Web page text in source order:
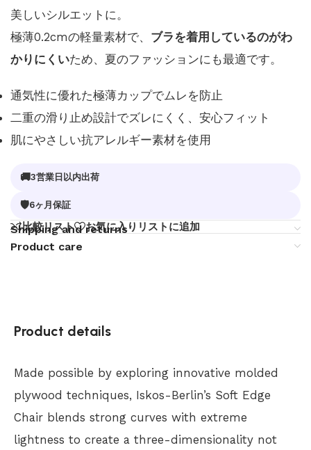
美しいシルエットに。
極薄0.2cmの軽量素材で、 ブラを着用しているのがわ
かりにくいため、夏のファッションにも最適です。
通気性に優れた極薄カップでムレを防止
二重の滑り止め設計でズレにくく、安心フィット
肌にやさしい抗アレルギー素材を使用
🚚3営業日以内出荷
🛡6ヶ月保証
比較リスト お気に入りリストに追加
Shipping and returns
Product care
Product details
Made possible by exploring innovative molded
plywood techniques, Iskos-Berlin’s Soft Edge
Chair blends strong curves with extreme
lightness to create a three-dimensionality not